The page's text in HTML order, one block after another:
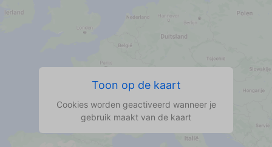
Toon op de kaart
Cookies worden geactiveerd wanneer je
gebruik maakt van de kaart